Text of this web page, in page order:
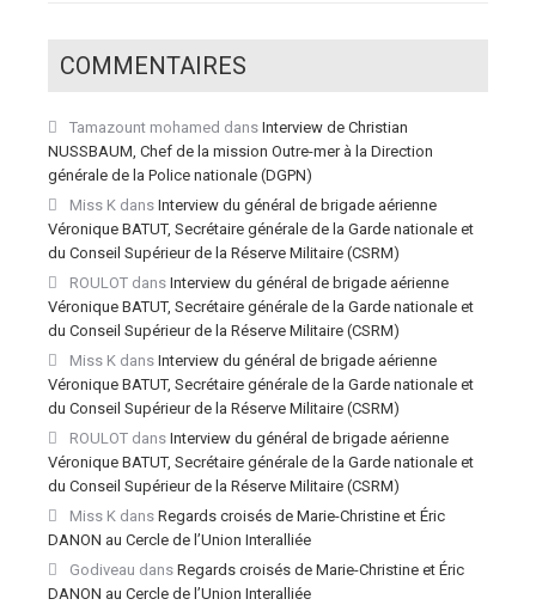
COMMENTAIRES
Tamazount mohamed dans Interview de Christian
NUSSBAUM, Chef de la mission Outre-mer à la Direction
générale de la Police nationale (DGPN)
Miss K dans Interview du général de brigade aérienne
Véronique BATUT, Secrétaire générale de la Garde nationale et
du Conseil Supérieur de la Réserve Militaire (CSRM)
ROULOT dans Interview du général de brigade aérienne
Véronique BATUT, Secrétaire générale de la Garde nationale et
du Conseil Supérieur de la Réserve Militaire (CSRM)
Miss K dans Interview du général de brigade aérienne
Véronique BATUT, Secrétaire générale de la Garde nationale et
du Conseil Supérieur de la Réserve Militaire (CSRM)
ROULOT dans Interview du général de brigade aérienne
Véronique BATUT, Secrétaire générale de la Garde nationale et
du Conseil Supérieur de la Réserve Militaire (CSRM)
Miss K dans Regards croisés de Marie-Christine et Éric
DANON au Cercle de l’Union Interalliée
Godiveau dans Regards croisés de Marie-Christine et Éric
DANON au Cercle de l’Union Interalliée